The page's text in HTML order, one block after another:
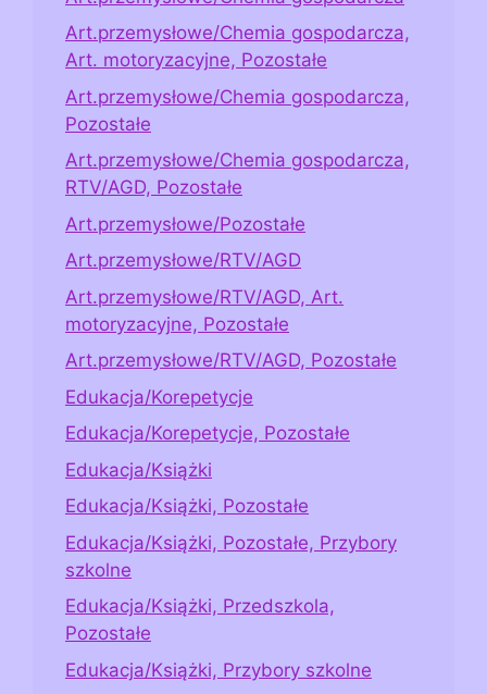
Art.przemysłowe/Chemia gospodarcza,
Art. motoryzacyjne, Pozostałe
Art.przemysłowe/Chemia gospodarcza,
Pozostałe
Art.przemysłowe/Chemia gospodarcza,
RTV/AGD, Pozostałe
Art.przemysłowe/Pozostałe
Art.przemysłowe/RTV/AGD
Art.przemysłowe/RTV/AGD, Art.
motoryzacyjne, Pozostałe
Art.przemysłowe/RTV/AGD, Pozostałe
Edukacja/Korepetycje
Edukacja/Korepetycje, Pozostałe
Edukacja/Książki
Edukacja/Książki, Pozostałe
Edukacja/Książki, Pozostałe, Przybory
szkolne
Edukacja/Książki, Przedszkola,
Pozostałe
Edukacja/Książki, Przybory szkolne